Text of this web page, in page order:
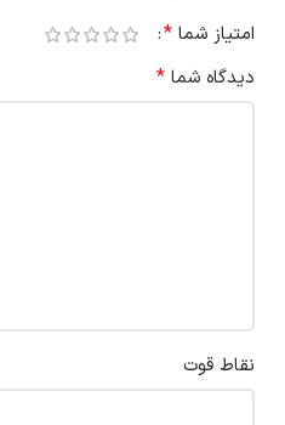
امتیاز شما *
دیدگاه شما *
نقاط قوت